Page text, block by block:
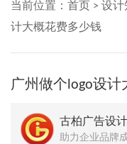
当前位置： 首页 > 设计
计大概花费多少钱
广州做个logo设计
古柏广告设计
助力企业品牌